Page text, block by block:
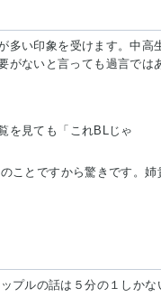
多い印象を受けます。中高
がないと言っても過言では
を見ても「これBLじゃ
ことですから驚きです。姉
プルの話は５分の１しかな